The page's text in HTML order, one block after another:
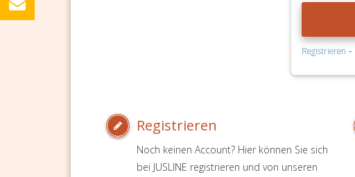
Registrieren -
Registrieren
Noch keinen Account? Hier können Sie sich
bei JUSLINE registrieren und von unseren